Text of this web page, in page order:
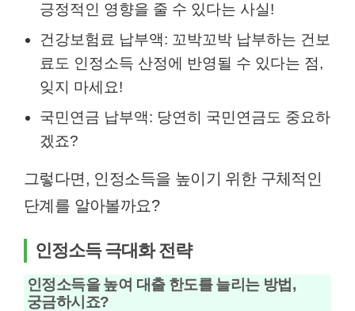
긍정적인 영향을 줄 수 있다는 사실!
건강보험료 납부액: 꼬박꼬박 납부하는 건보
료도 인정소득 산정에 반영될 수 있다는 점,
잊지 마세요!
국민연금 납부액: 당연히 국민연금도 중요하
겠죠?
그렇다면, 인정소득을 높이기 위한 구체적인
단계를 알아볼까요?
인정소득 극대화 전략
인정소득을 높여 대출 한도를 늘리는 방법,
궁금하시죠?